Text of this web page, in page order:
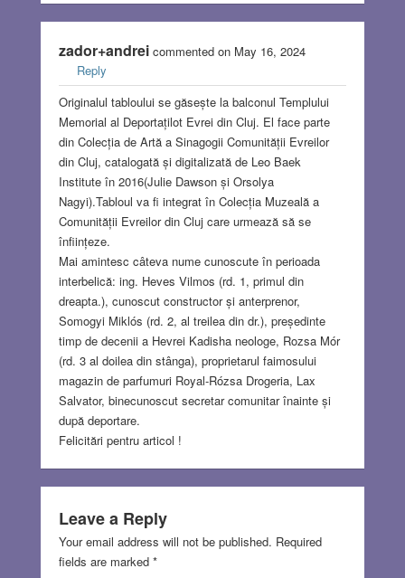
zador+andreicommented on May 16, 2024
Reply
Originalul tabloului se găsește la balconul Templului
Memorial al Deportațilot Evrei din Cluj. El face parte
din Colecția de Artă a Sinagogii Comunității Evreilor
din Cluj, catalogată și digitalizată de Leo Baek
Institute în 2016(Julie Dawson și Orsolya
Nagyi).Tabloul va fi integrat în Colecția Muzeală a
Comunității Evreilor din Cluj care urmează să se
înființeze.
Mai amintesc câteva nume cunoscute în perioada
interbelică: ing. Heves Vilmos (rd. 1, primul din
dreapta.), cunoscut constructor și anterprenor,
Somogyi Miklós (rd. 2, al treilea din dr.), președinte
timp de decenii a Hevrei Kadisha neologe, Rozsa Mór
(rd. 3 al doilea din stânga), proprietarul faimosului
magazin de parfumuri Royal-Rózsa Drogeria, Lax
Salvator, binecunoscut secretar comunitar înainte și
după deportare.
Felicitări pentru articol !
Leave a Reply
Your email address will not be published. Required
fields are marked *